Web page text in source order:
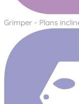
Grimper - Plans